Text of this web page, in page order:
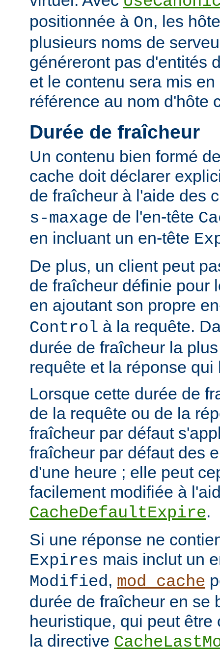
positionnée à On, les
plusieurs noms de
généreront pas d'entités
et le contenu sera mis
référence au nom d'hôte
Durée de fraîcheur
Un contenu bien formé
cache doit déclarer
de fraîcheur à l'aide des
s-maxage de l'en-tête
en incluant un en-tête
De plus, un client peut
de fraîcheur définie pour
en ajoutant son propre
Control à la requête.
durée de fraîcheur la
requête et la réponse qui
Lorsque cette durée de
de la requête ou de la
fraîcheur par défaut
fraîcheur par défaut des
d'une heure ; elle peut
facilement modifiée à
CacheDefaultExpire.
Si une réponse ne
Expires mais inclut un
Modified, mod_cache
durée de fraîcheur en se
heuristique, qui peut
la directive